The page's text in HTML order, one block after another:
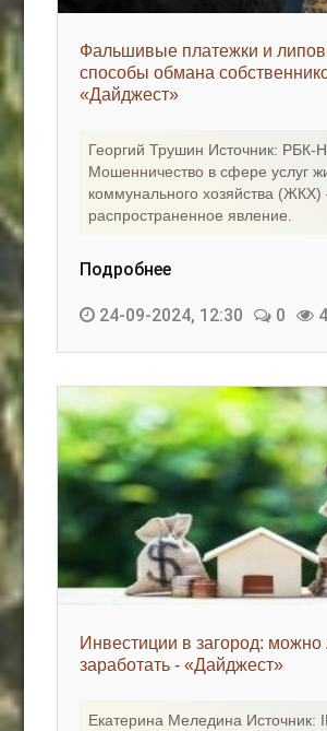
Фальшивые платежки и
способы обмана
«Дайджест»
Георгий Трушин Источник: РБК-
Мошенничество в сфере услуг
коммунального хозяйства
распространенное явление.
Подробнее
24-09-2024, 12:30 0
Инвестиции в загород: можно
заработать - «Дайджест»
Екатерина Меледина Источник: